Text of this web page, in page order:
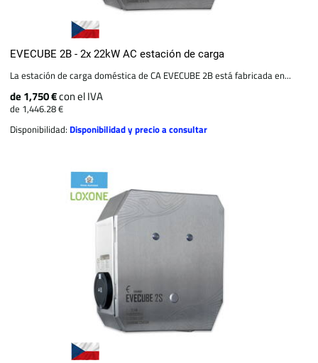
EVECUBE 2B - 2x 22kW AC estación de carga
La estación de carga doméstica de CA EVECUBE 2B está fabricada en...
de 1,750 €con el IVA
de 1,446.28 €
Disponibilidad: Disponibilidad y precio a consultar